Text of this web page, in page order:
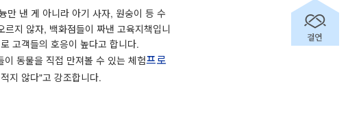
만 낸 게 아니라 아기 사자, 원숭이 등 수
지 않자, 백화점들이 짜낸 고육지책입니
고객들의 호응이 높다고 합니다.
이 동물을 직접 만져볼 수 있는 체험프로
지 않다"고 강조합니다.